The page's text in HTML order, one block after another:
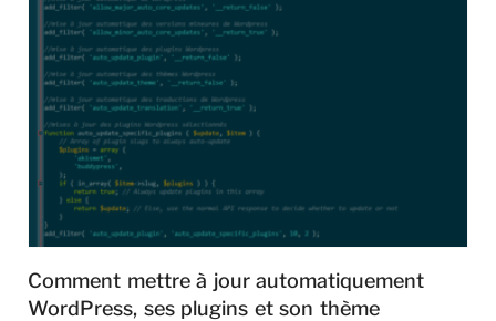
Comment mettre à jour automatiquement
WordPress, ses plugins et son thème